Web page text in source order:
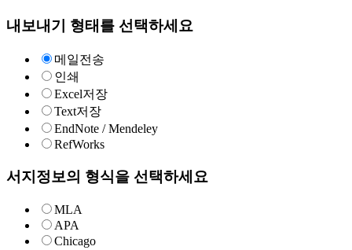
내보내기 형태를 선택하세요
메일전송
인쇄
Excel저장
Text저장
EndNote / Mendeley
RefWorks
서지정보의 형식을 선택하세요
MLA
APA
Chicago